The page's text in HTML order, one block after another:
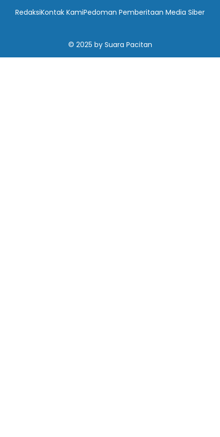
RedaksiKontak KamiPedoman Pemberitaan Media Siber
© 2025 by Suara Pacitan